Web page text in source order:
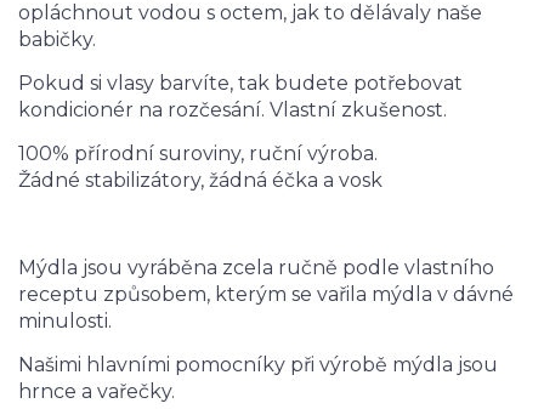
opláchnout vodou s octem, jak to dělávaly naše
babičky.
Pokud si vlasy barvíte, tak budete potřebovat
kondicionér na rozčesání. Vlastní zkušenost.
100% přírodní suroviny, ruční výroba.
Žádné stabilizátory, žádná éčka a vosk
Mýdla jsou vyráběna zcela ručně podle vlastního
receptu způsobem, kterým se vařila mýdla v dávné
minulosti.
Našimi hlavními pomocníky při výrobě mýdla jsou
hrnce a vařečky.